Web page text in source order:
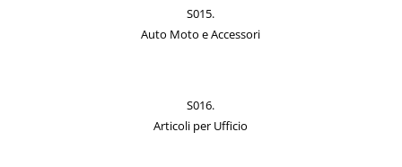
S015.
Auto Moto e Accessori
S016.
Articoli per Ufficio